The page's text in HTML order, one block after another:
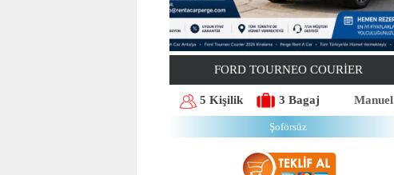
FORD TOURNEO COURİER
5 Kişilik 3 Bagaj Manuel
Şoförsüz